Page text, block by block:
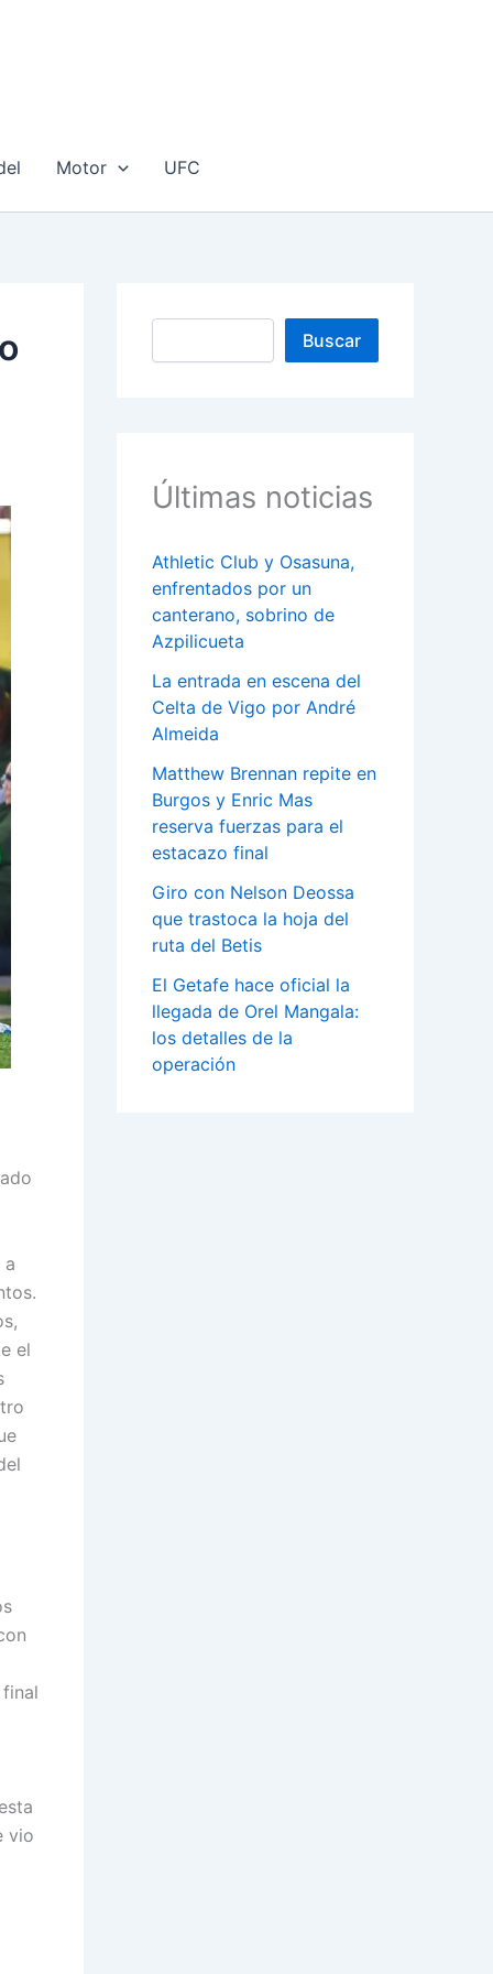
Motor UFC
a
el
vio
Buscar
Buscar
Últimas noticias
Athletic Club y Osasuna,
enfrentados por un
canterano, sobrino de
Azpilicueta
La entrada en escena del
Celta de Vigo por André
Almeida
Matthew Brennan repite en
Burgos y Enric Mas
reserva fuerzas para el
estacazo final
Giro con Nelson Deossa
que trastoca la hoja del
ruta del Betis
El Getafe hace oficial la
llegada de Orel Mangala:
los detalles de la
operación